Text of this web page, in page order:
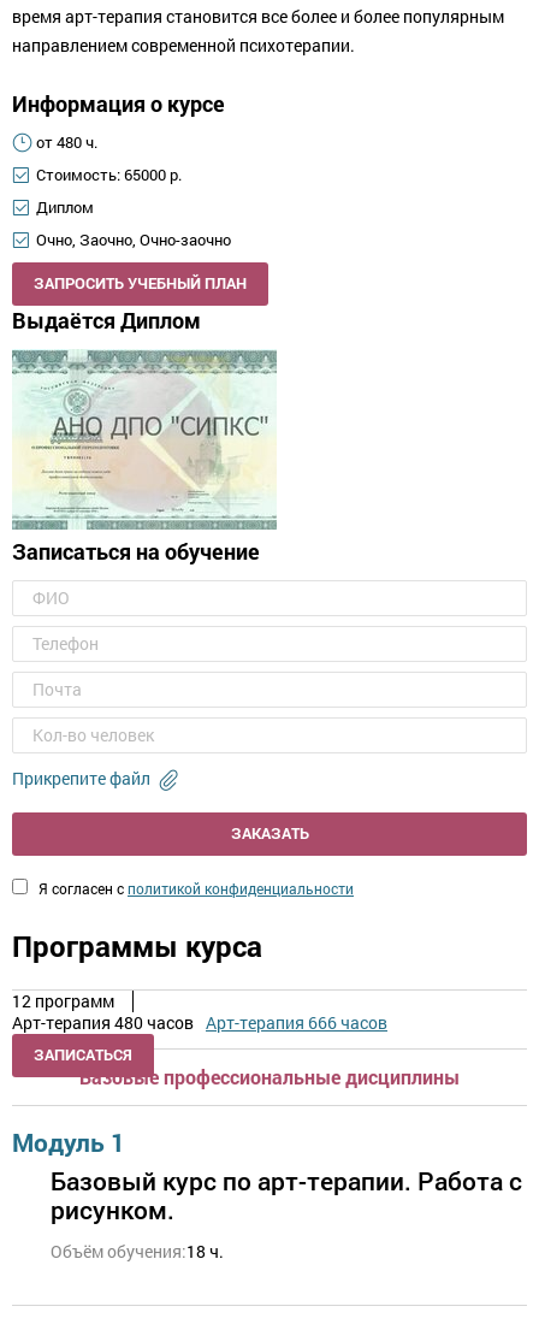
время арт-терапия становится все более и более популярным
направлением современной психотерапии.
Информация о курсе
от 480 ч.
Стоимость: 65000 р.
Диплом
Очно, Заочно, Очно-заочно
ЗАПРОСИТЬ УЧЕБНЫЙ ПЛАН
Выдаётся Диплом
Записаться на обучение
Я согласен сполитикой конфиденциальности
Прикрепите файл
ЗАКАЗАТЬ
Программы курса
12 программ
Арт-терапия 480 часов Арт-терапия 666 часов
ЗАПИСАТЬСЯ
Базовые профессиональные дисциплины
Модуль 1
Базовый курс по арт-терапии. Работа с
рисунком.
Объём обучения:18 ч.